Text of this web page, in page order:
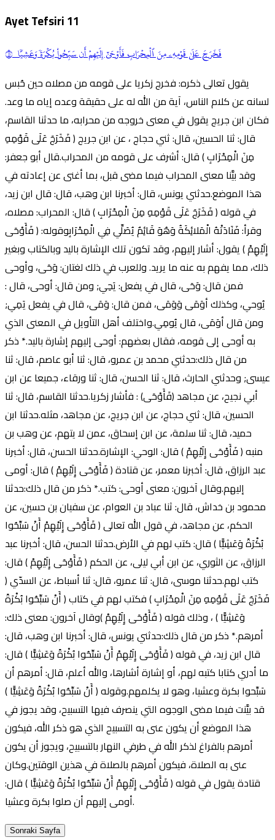
Ayet Tefsiri11
فَخَرَجَ عَلَىٰ قَوۡمِهِۦ مِنَ ٱلۡمِحۡرَابِ فَأَوۡحَىٰٓ إِلَيۡهِمۡ أَن سَبِّحُواْ بُكۡرَةٗ وَعَشِيّٗا ١١
يقول تعالى ذكره: فخرج زكريا على قومه من مصلاه حين حُبس
لسانه عن كلام الناس، آية من الله له على حقيقة وعده إياه ما وعد.
فكان ابن جريج يقول في معنى خروجه من محرابه، ما حدثنا القاسم،
قال: ثنا الحسين، قال: ثني حجاج ، عن ابن جريج ( فَخَرَجَ عَلَى قَوْمِهِ
مِنَ الْمِحْرَابِ ) قال: أشرف على قومه من المحراب.قال أبو جعفر:
وقد بيَّنا معنى المحراب فيما مضى قبل، بما أغنى عن إعادته في
هذا الموضع.حدثني يونس، قال: أخبرنا ابن وهب، قال: قال ابن زيد،
في قوله ( فَخَرَجَ عَلَى قَوْمِهِ مِنَ الْمِحْرَابِ ) قال: المحراب: مصلاه،
وقرأ: فَنَادَتْهُ الْمَلائِكَةُ وَهُوَ قَائِمٌ يُصَلِّي فِي الْمِحْرَابِوقوله: ( فَأَوْحَى
إِلَيْهِمْ ) يقول: أشار إليهم، وقد تكون تلك الإشارة باليد وبالكتاب وبغير
ذلك، مما يفهم به عنه ما يريد. وللعرب في ذلك لغتان: وَحَى، وأوحى
فمن قال: وَحَى، قال في يفعل: يَحِي; ومن قال: أوحى، قال :
يُوحي، وكذلك أوَمَى وَوَمَى، فمن قال: وَمَى، قال في يفعل يَمِي;
ومن قال أوَمَى، قال يُومِي.واختلف أهل التأويل في المعنى الذي
به أوحى إلى قومه، فقال بعضهم: أوحى إليهم إشارة باليد.* ذكر
من قال ذلك:حدثني محمد بن عمرو، قال: ثنا أبو عاصم، قال: ثنا
عيسى; وحدثني الحارث، قال: ثنا الحسن، قال: ثنا ورقاء، جميعا عن ابن
أبي نجيح، عن مجاهد (فَأَوْحَى) : فأشار زكريا.حدثنا القاسم، قال: ثنا
الحسين، قال: ثني حجاج، عن ابن جريج، عن مجاهد، مثله.حدثنا ابن
حميد، قال: ثنا سلمة، عن ابن إسحاق، عمن لا يتهم، عن وهب بن
منبه ( فَأَوْحَى إِلَيْهِمْ ) قال: الوحي: الإشارة.حدثنا الحسن، قال: أخبرنا
عبد الرزاق، قال: أخبرنا معمر، عن قتادة ( فَأَوْحَى إِلَيْهِمْ ) قال: أومى
إليهم.وقال آخرون: معنى أوحى: كتب.* ذكر من قال ذلك:حدثنا
محمود بن خداش، قال: ثنا عباد بن العوام، عن سفيان بن حسين، عن
الحكم، عن مجاهد، في قول الله تعالى ( فَأَوْحَى إِلَيْهِمْ أَنْ سَبِّحُوا
بُكْرَةً وَعَشِيًّا ) قال: كتب لهم في الأرض.حدثنا الحسن، قال: أخبرنا عبد
الرزاق، عن الثوري، عن ابن أبي ليلى، عن الحكم ( فَأَوْحَى إِلَيْهِمْ ) قال:
كتب لهم.حدثنا موسى، قال: ثنا عمرو، قال: ثنا أسباط، عن السدّي (
فَخَرَجَ عَلَى قَوْمِهِ مِنَ الْمِحْرَابِ ) فكتب لهم في كتاب ( أَنْ سَبِّحُوا بُكْرَةً
وَعَشِيًّا ) ، وذلك قوله ( فَأَوْحَى إِلَيْهِمْ )وقال آخرون: معنى ذلك:
أمرهم.* ذكر من قال ذلك:حدثني يونس، قال: أخبرنا ابن وهب، قال:
قال ابن زيد، في قوله ( فَأَوْحَى إِلَيْهِمْ أَنْ سَبِّحُوا بُكْرَةً وَعَشِيًّا ) قال:
ما أدري كتابا كتبه لهم، أو إشارة أشارها، والله أعلم، قال: أمرهم أن
سَبِّحوا بكرة وعشيا، وهو لا يكلمهم.وقوله ( أَنْ سَبِّحُوا بُكْرَةً وَعَشِيًّا )
قد بيَّنت فيما مضى الوجوه التي ينصرف فيها التسبيح، وقد يجوز في
هذا الموضع أن يكون عنى به التسبيح الذي هو ذكر الله، فيكون
أمرهم بالفراغ لذكر الله في طرفي النهار بالتسبيح، ويجوز أن يكون
عنى به الصلاة، فيكون أمرهم بالصلاة في هذين الوقتين.وكان
قتادة يقول في قوله ( فَأَوْحَى إِلَيْهِمْ أَنْ سَبِّحُوا بُكْرَةً وَعَشِيًّا ) قال:
أومى إليهم أن صلوا بكرة وعشيا.
Sonraki Sayfa